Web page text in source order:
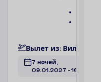
Вылет из: Вил
7 ночей,
09.01.2027 - 16.01.2027